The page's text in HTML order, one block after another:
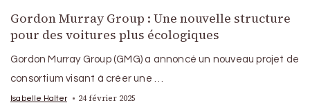
Gordon Murray Group : Une nouvelle structure
pour des voitures plus écologiques
Gordon Murray Group (GMG) a annoncé un nouveau projet de
consortium visant à créer une …
Isabelle Halter 24 février 2025